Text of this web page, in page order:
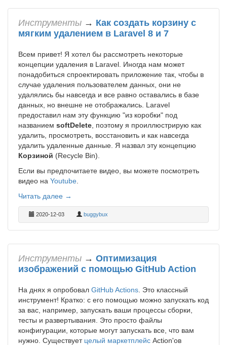
Инструменты → Как создать корзину с
мягким удалением в Laravel 8 и 7
Всем привет! Я хотел бы рассмотреть некоторые
концепции удаления в Laravel. Иногда нам может
понадобиться спроектировать приложение так, чтобы в
случае удаления пользователем данных, они не
удалялись бы навсегда и все равно оставались в базе
данных, но внешне не отображались. Laravel
предоставил нам эту функцию "из коробки" под
названием softDelete , поэтому я проиллюстрирую как
удалить, просмотреть, восстановить и как навсегда
удалить удаленные данные. Я назвал эту концепцию
Корзиной (Recycle Bin).
Если вы предпочитаете видео, вы можете посмотреть
видео на Youtube
Читать далее →
2020-12-03 buggybux
Инструменты → Оптимизация
изображений с помощью GitHub Action
На днях я опробовал GitHub Actions . Это классный
инструмент! Кратко: с его помощью можно запускать код
за вас, например, запускать ваши процессы сборки,
тесты и развертывания. Это просто файлы
конфигурации, которые могут запускать все, что вам
нужно. Существует целый маркетплейс Action'ов